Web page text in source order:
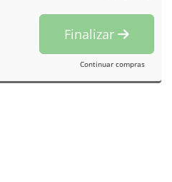
Finalizar
Continuar compras